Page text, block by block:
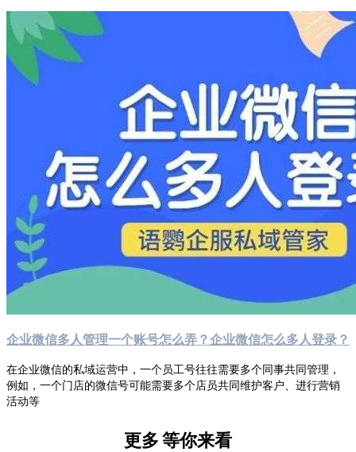
企业微信多人管理一个账号怎么弄？企业微信怎么多人登录？
在企业微信的私域运营中，一个员工号往往需要多个同事共同管理，
例如，一个门店的微信号可能需要多个店员共同维护客户、进行营销
活动等
更多等你来看